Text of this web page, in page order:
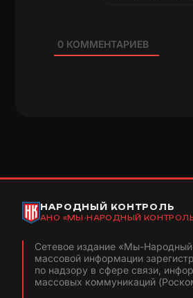
0КОММЕНТАРИЕВ
НАРОДНЫЙ КОНТРОЛЬ
АНО «МЫ-НАРОДНЫЙ
Сетевое издание «Мы-
массовой информации
по надзору в сфере связи,
массовых коммуникаций